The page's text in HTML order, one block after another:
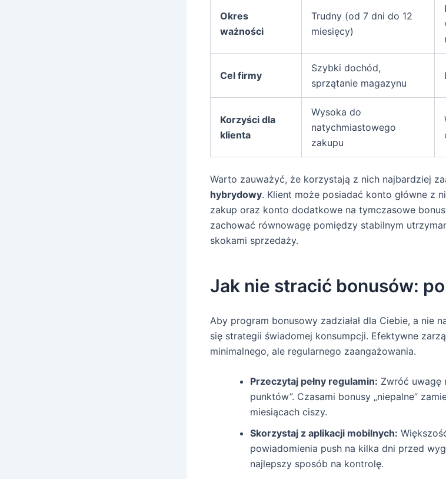
Okres
ważności
Trudny (od 7 dni do 12
miesięcy)
Cel firmy
Szybki dochód,
sprzątanie magazynu
Korzyści dla
klienta
Wysoka do
natychmiastowego
zakupu
Warto zauważyć, że korzystają z nich najbardziej
hybrydowy. Klient może posiadać konto główne z
zakup oraz konto dodatkowe na tymczasowe
zachować równowagę pomiędzy stabilnym
skokami sprzedaży.
Jak nie stracić bonusów:
Aby program bonusowy zadziałał dla Ciebie, a nie
się strategii świadomej konsumpcji. Efektywne
minimalnego, ale regularnego zaangażowania.
Przeczytaj pełny regulamin: Zwróć uwagę
punktów”. Czasami bonusy „niepalne”
miesiącach ciszy.
Skorzystaj z aplikacji mobilnych:
powiadomienia push na kilka dni przed
najlepszy sposób na kontrolę.